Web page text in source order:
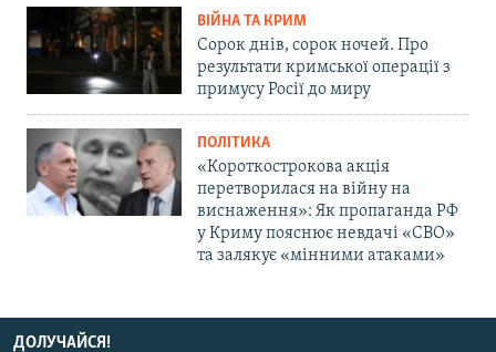
ВІЙНА ТА КРИМ
Сорок днів, сорок ночей. Про
результати кримської операції з
примусу Росії до миру
ПОЛІТИКА
«Короткострокова акція
перетворилася на війну на
виснаження»: Як пропаганда РФ
у Криму пояснює невдачі «СВО»
та залякує «мінними атаками»
ДОЛУЧАЙСЯ!